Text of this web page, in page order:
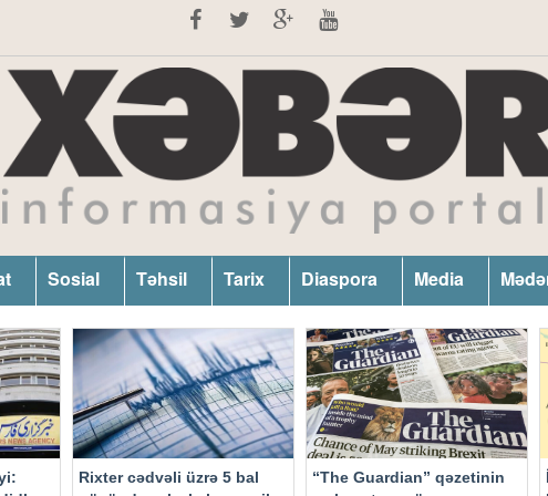
Sosial Təhsil Tarix Diaspora Media
Rixter cədvəli üzrə 5 bal
“The Guardian” qəzetinin